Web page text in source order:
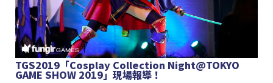
TGS2019「Cosplay Collection Night@TOKYO
GAME SHOW 2019」現場報導！